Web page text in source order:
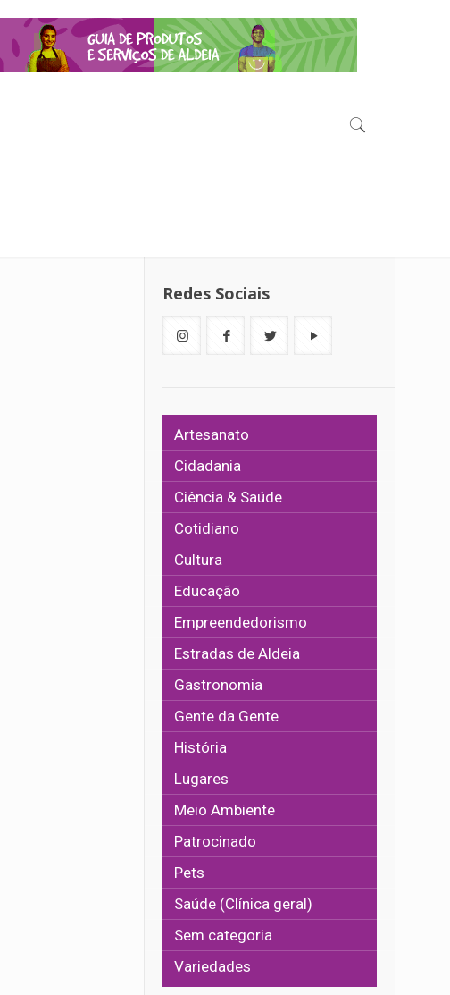
Redes Sociais
Artesanato
Cidadania
Ciência & Saúde
Cotidiano
Cultura
Educação
Empreendedorismo
Estradas de Aldeia
Gastronomia
Gente da Gente
História
Lugares
Meio Ambiente
Patrocinado
Pets
Saúde (Clínica geral)
Sem categoria
Variedades